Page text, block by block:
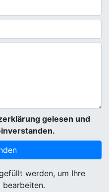
gelesen und
werden, um Ihre